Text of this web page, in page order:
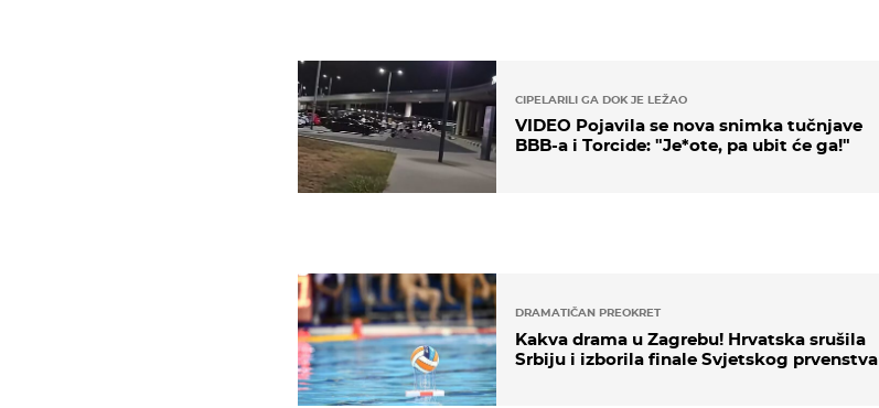
CIPELARILI GA DOK JE LEŽAO
VIDEO Pojavila se nova snimka tučnjave
BBB-a i Torcide: "Je*ote, pa ubit će ga!"
DRAMATIČAN PREOKRET
Kakva drama u Zagrebu! Hrvatska srušila
Srbiju i izborila finale Svjetskog prvenstva